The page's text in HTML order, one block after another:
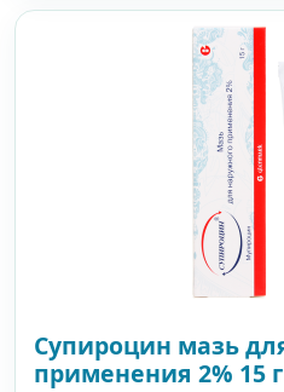
Супироцин мазь
применения 2% 15